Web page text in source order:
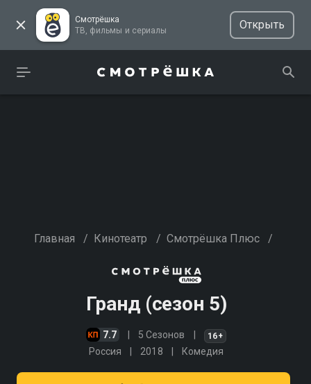
Смотрёшка
ТВ, фильмы и сериалы
Открыть
Главная / Кинотеатр / Смотрёшка Плюс /
Гранд (сезон 5)
7.7 5 Сезонов 16+
Россия 2018 Комедия